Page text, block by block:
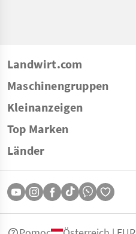
Landwirt.com
Maschinengruppen
Kleinanzeigen
Top Marken
Länder